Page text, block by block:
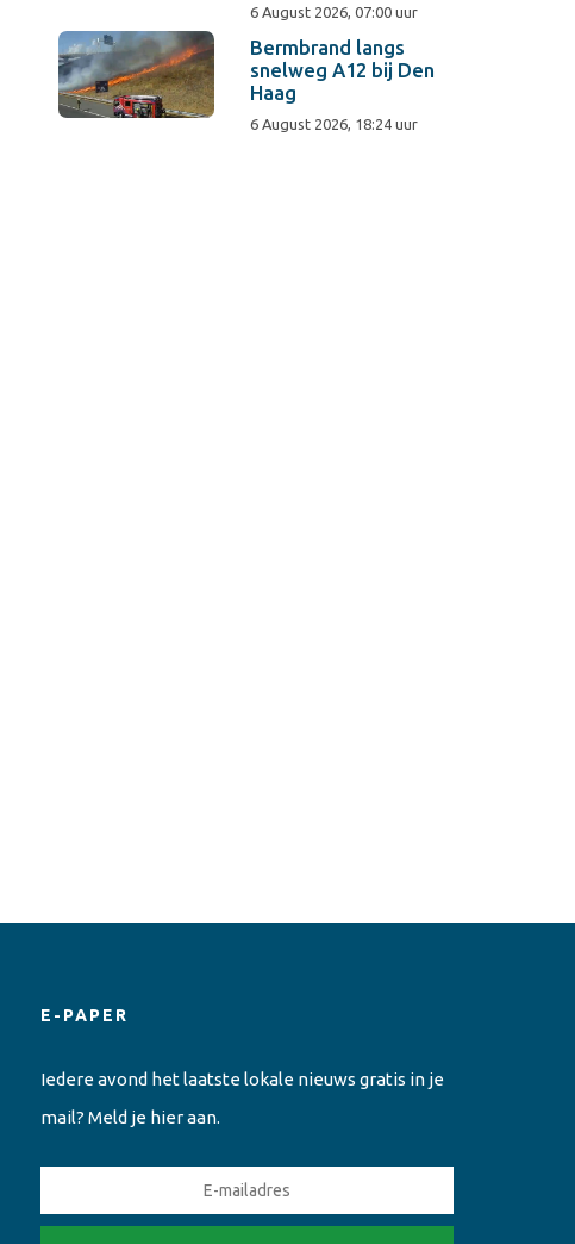
6 August 2026, 07:00 uur
Bermbrand langs
snelweg A12 bij Den
Haag
6 August 2026, 18:24 uur
E-PAPER
Iedere avond het laatste lokale nieuws gratis in je
mail? Meld je hier aan.